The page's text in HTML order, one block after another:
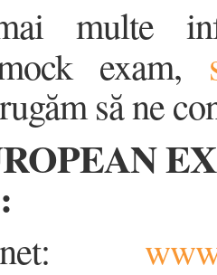
multe
exam,
să ne